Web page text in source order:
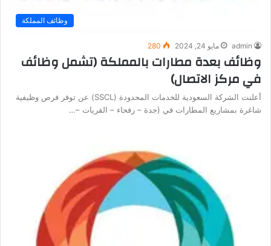
وظائف المملكة
admin مايو 24, 2024 280
وظائف بعدة مطارات بالمملكة (تشمل وظائف
في مركز الاتصال)
أعلنت الشركة السعودية للخدمات المحدودة (SSCL) عن توفر فرص وظيفية
شاغرة بمشاريع المطارات في (جدة – رفحاء – القريات –…